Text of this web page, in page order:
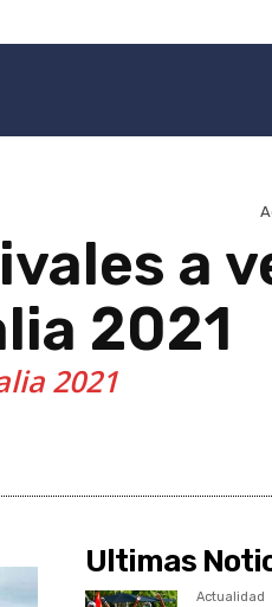
a
2021
2021
Ultimas
Actualidad